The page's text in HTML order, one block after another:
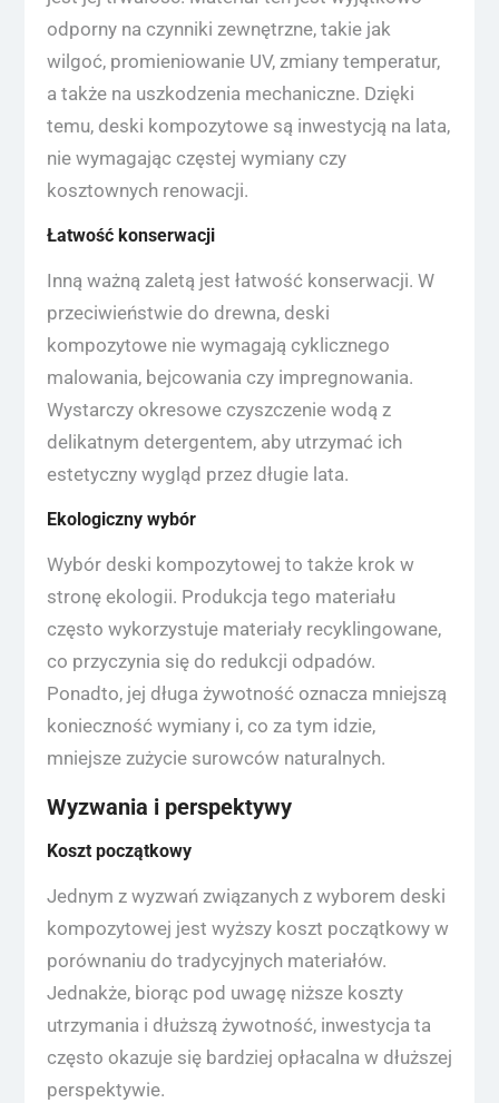
odporny na czynniki zewnętrzne, takie jak
wilgoć, promieniowanie UV, zmiany temperatur,
a także na uszkodzenia mechaniczne. Dzięki
temu, deski kompozytowe są inwestycją na lata,
nie wymagając częstej wymiany czy
kosztownych renowacji.
Łatwość konserwacji
Inną ważną zaletą jest łatwość konserwacji. W
przeciwieństwie do drewna, deski
kompozytowe nie wymagają cyklicznego
malowania, bejcowania czy impregnowania.
Wystarczy okresowe czyszczenie wodą z
delikatnym detergentem, aby utrzymać ich
estetyczny wygląd przez długie lata.
Ekologiczny wybór
Wybór deski kompozytowej to także krok w
stronę ekologii. Produkcja tego materiału
często wykorzystuje materiały recyklingowane,
co przyczynia się do redukcji odpadów.
Ponadto, jej długa żywotność oznacza mniejszą
konieczność wymiany i, co za tym idzie,
mniejsze zużycie surowców naturalnych.
Wyzwania i perspektywy
Koszt początkowy
Jednym z wyzwań związanych z wyborem deski
kompozytowej jest wyższy koszt początkowy w
porównaniu do tradycyjnych materiałów.
Jednakże, biorąc pod uwagę niższe koszty
utrzymania i dłuższą żywotność, inwestycja ta
często okazuje się bardziej opłacalna w dłuższej
perspektywie.